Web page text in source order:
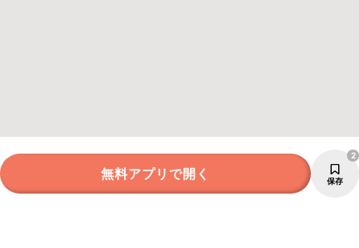
無料アプリで開く 保存
2